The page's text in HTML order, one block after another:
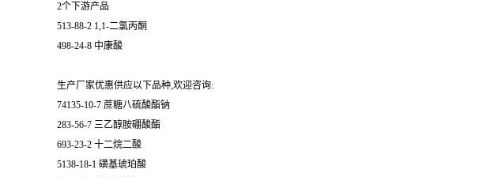
2个下游产品
513-88-2 1,1-二氯丙酮
498-24-8 中康酸
生产厂家优惠供应以下品种,欢迎咨询:
74135-10-7 蔗糖八硫酸酯钠
283-56-7 三乙醇胺硼酸酯
693-23-2 十二烷二酸
5138-18-1 磺基琥珀酸